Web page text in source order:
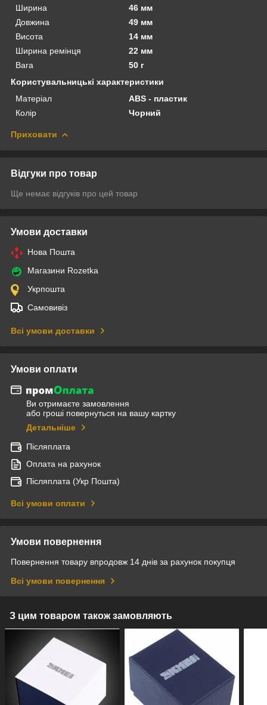
Ширина
46 мм
Довжина
49 мм
Висота
14 мм
Ширина ремінця
22 мм
Вага
50 г
Користувальницькі характеристики
Матеріал
ABS - пластик
Колір
Чорний
Приховати
Відгуки про товар
Ще немає відгуків про цей товар
Умови доставки
Нова Пошта
Магазини Rozetka
Укрпошта
Самовивіз
Всі умови доставки
Умови оплати
Ви отримаєте замовлення
або гроші повернуться на вашу картку
Детальніше
Післяплата
Оплата на рахунок
Післяплата (Укр Пошта)
Всі умови оплати
Умови повернення
Повернення товару впродовж 14 днів за рахунок покупця
Всі умови повернення
З цим товаром також замовляють